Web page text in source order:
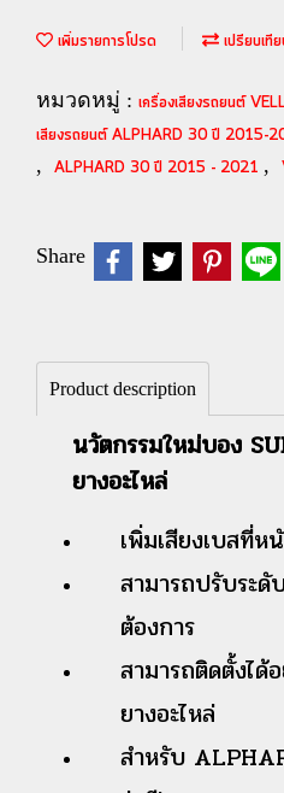
เพิ่มรายการโปรด เปรียบเที
หมวดหมู่ : เครื่องเสียงรถยนต์
เสียงรถยนต์ ALPHARD 30 ปี 2015-
, ALPHARD 30 ปี 2015 - 2021 ,
Share
Product description
นวัตกรรมใหม่บอง
ยางอะไหล่
เพิ่มเสียงเบสที่
สามารถปรับระดั
ต้องการ
สามารถติดตั้งได้
ยางอะไหล่
สำหรับ